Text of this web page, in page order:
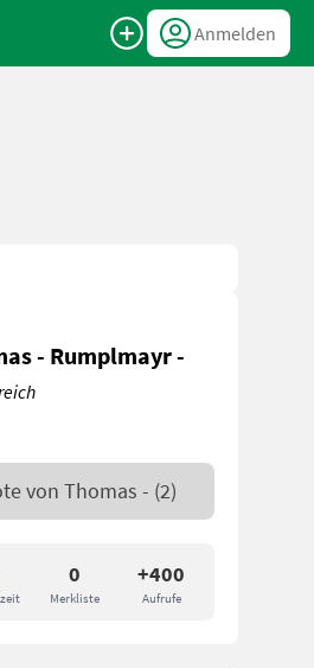
Anmelden
0
Merkliste
+400
Aufrufe
- Rumplmayr -
von Thomas - (2)